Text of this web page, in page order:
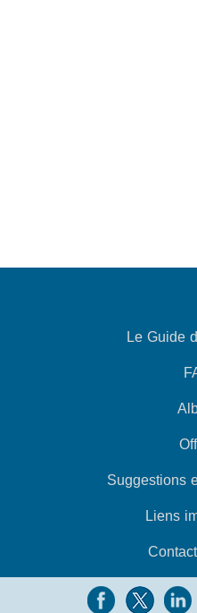
Le Guide
Suggestions
Liens